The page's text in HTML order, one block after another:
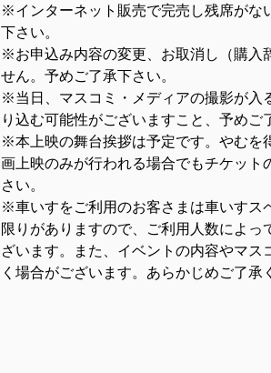
※インターネット販売で完売し残席がな
下さい。
※お申込み内容の変更、お取消し（購入
せん。予めご了承下さい。
※当日、マスコミ・メディアの撮影が入
り込む可能性がございますこと、予めご
※本上映の舞台挨拶は予定です。やむを
画上映のみが行われる場合でもチケッ
さい。
※車いすをご利用のお客さまは車いすス
限りがありますので、ご利用人数によ
ざいます。また、イベントの内容やマ
く場合がございます。あらかじめご了承